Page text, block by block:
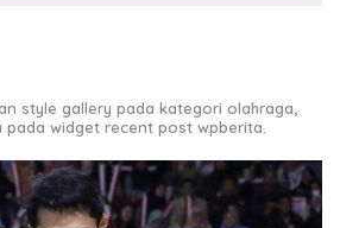
style gallery pada kategori olahraga,
pada widget recent post wpberita.